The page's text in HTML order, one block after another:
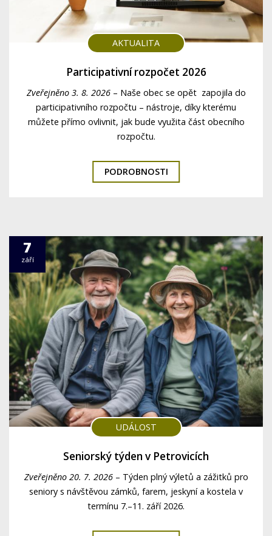
AKTUALITA
Participativní rozpočet 2026
Zveřejněno 3. 8. 2026– Naše obec se opět zapojila do
participativního rozpočtu – nástroje, díky kterému
můžete přímo ovlivnit, jak bude využita část obecního
rozpočtu.
PODROBNOSTI
7
září
UDÁLOST
Seniorský týden v Petrovicích
Zveřejněno 20. 7. 2026– Týden plný výletů a zážitků pro
seniory s návštěvou zámků, farem, jeskyní a kostela v
termínu 7.–11. září 2026.